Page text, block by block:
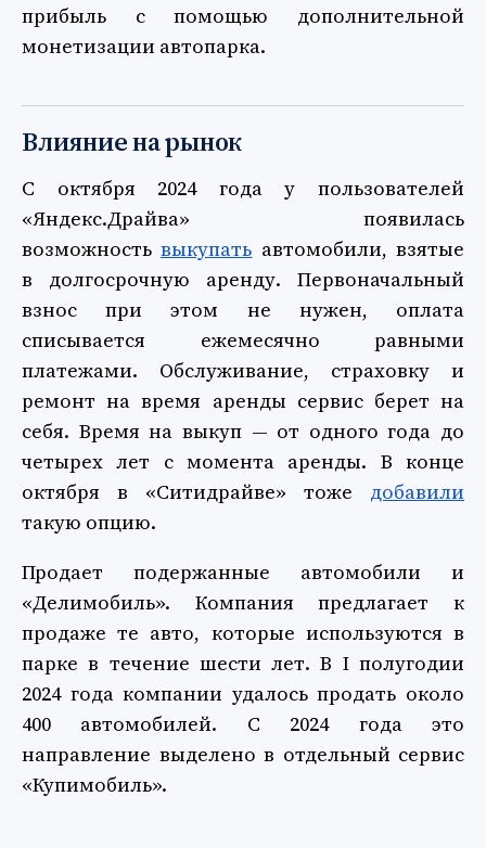
прибыль с помощью дополнительной
монетизации автопарка.
Влияние на рынок
С октября 2024 года у пользователей
«Яндекс.Драйва» появилась
возможностьвыкупать автомобили, взятые
в долгосрочную аренду. Первоначальный
взнос при этом не нужен, оплата
списывается ежемесячно равными
платежами. Обслуживание, страховку и
ремонт на время аренды сервис берет на
себя. Время на выкуп — от одного года до
четырех лет с момента аренды. В конце
октября в «Ситидрайве» тоже добавили
такую опцию.
Продает подержанные автомобили и
«Делимобиль». Компания предлагает к
продаже те авто, которые используются в
парке в течение шести лет. В I полугодии
2024 года компании удалось продать около
400 автомобилей. С 2024 года это
направление выделено в отдельный сервис
«Купимобиль».